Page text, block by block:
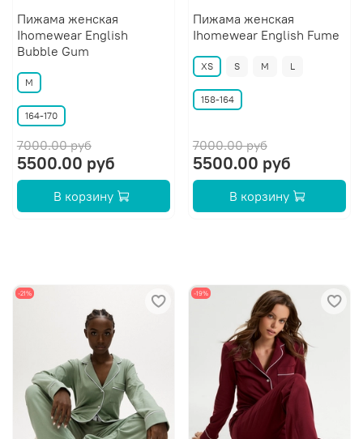
Пижама женская
Ihomewear English
Bubble Gum
M
164-170
7000.00 руб
5500.00 руб
В корзину
Пижама женская
Ihomewear English Fume
XS S M L
158-164
7000.00 руб
5500.00 руб
В корзину
-21% -19%